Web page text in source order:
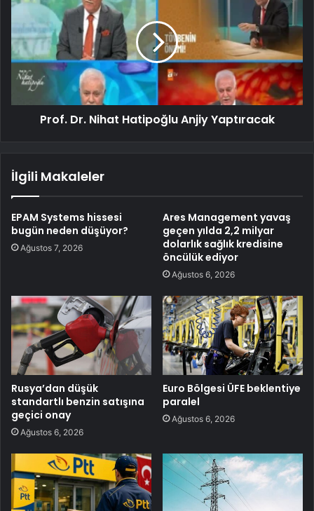
Prof. Dr. Nihat Hatipoğlu Anjiy Yaptıracak
İlgili Makaleler
EPAM Systems hissesi
bugün neden düşüyor?
Ağustos 7, 2026
Ares Management yavaş
geçen yılda 2,2 milyar
dolarlık sağlık kredisine
öncülük ediyor
Ağustos 6, 2026
Rusya’dan düşük
standartlı benzin satışına
geçici onay
Ağustos 6, 2026
Euro Bölgesi ÜFE beklentiye
paralel
Ağustos 6, 2026